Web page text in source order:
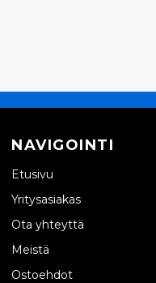
NAVIGOINTI
Etusivu
Yritysasiakas
Ota yhteyttä
Meistä
Ostoehdot